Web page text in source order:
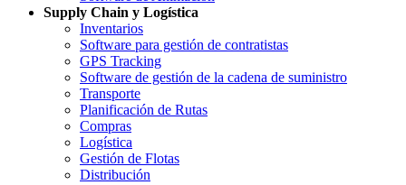
Supply Chain y Logística
Inventarios
Software para gestión de contratistas
GPS Tracking
Software de gestión de la cadena de suministro
Transporte
Planificación de Rutas
Compras
Logística
Gestión de Flotas
Distribución